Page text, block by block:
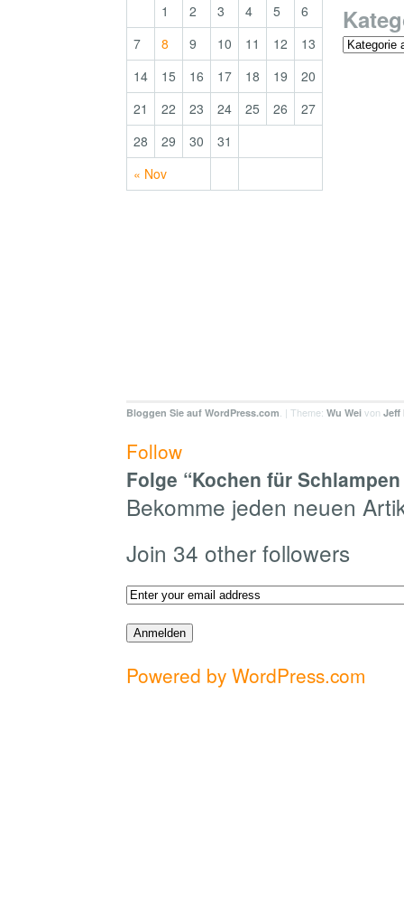
« Nov
1 2 3 4 5
6
7
8 9 10 11 12
13
14
15 16 17 18 19
20
21
22 23 24 25 26
27
28
29 30 31
Bloggen Sie auf WordPress.com . | Theme: Wu Wei von Jeff
Follow
Folge “Kochen für
Bekomme jeden neuen
Join 34 other followers
Powered by WordPress.com